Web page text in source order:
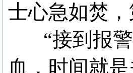
士心急如焚
“接到报警
血，时间就